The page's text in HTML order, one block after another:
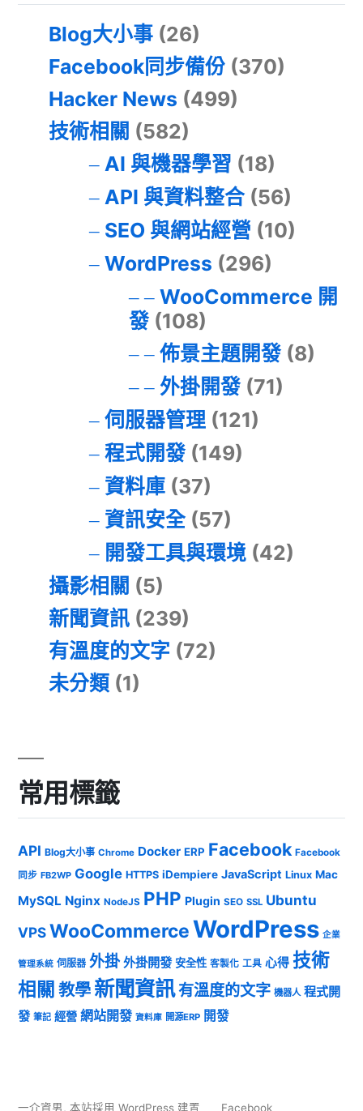
Blog大小事 (26)
Facebook同步備份 (370)
Hacker News (499)
技術相關 (582)
AI 與機器學習 (18)
API 與資料整合(56)
SEO 與網站經營 (10)
WordPress (296)
WooCommerce 開
發(108)
佈景主題開發(8)
外掛開發(71)
伺服器管理(121)
程式開發(149)
資料庫(37)
資訊安全(57)
開發工具與環境(42)
攝影相關 (5)
新聞資訊 (239)
有溫度的文字 (72)
未分類 (1)
常用標籤
API Blog大小事 Chrome Docker ERP Facebook Facebook
同步 FB2WP Google HTTPS iDempiere JavaScript Linux Mac
MySQL Nginx NodeJS PHP Plugin SEO SSL Ubuntu
VPSWooCommerceWordPress 企業
管理系統 伺服器 外掛 外掛開發 安全性 客製化 工具 心得 技術
相關 教學 新聞資訊有溫度的文字 機器人 程式開
發 筆記 經營 網站開發 資料庫 開源ERP 開發
一介資男, 本站採用 WordPress 建置 Facebook